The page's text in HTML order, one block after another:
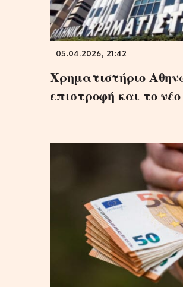
05.04.2026, 21:42
Χρηματιστήριο
επιστροφή και το